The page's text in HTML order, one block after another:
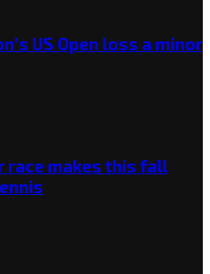
US Open loss a minor
race makes this fall